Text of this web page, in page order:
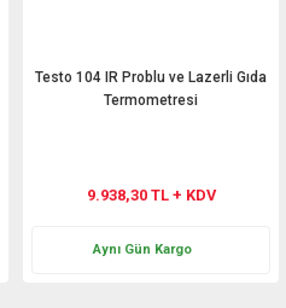
Testo 104 IR Problu ve Lazerli Gıda
Termometresi
9.938,30 TL + KDV
Aynı Gün Kargo